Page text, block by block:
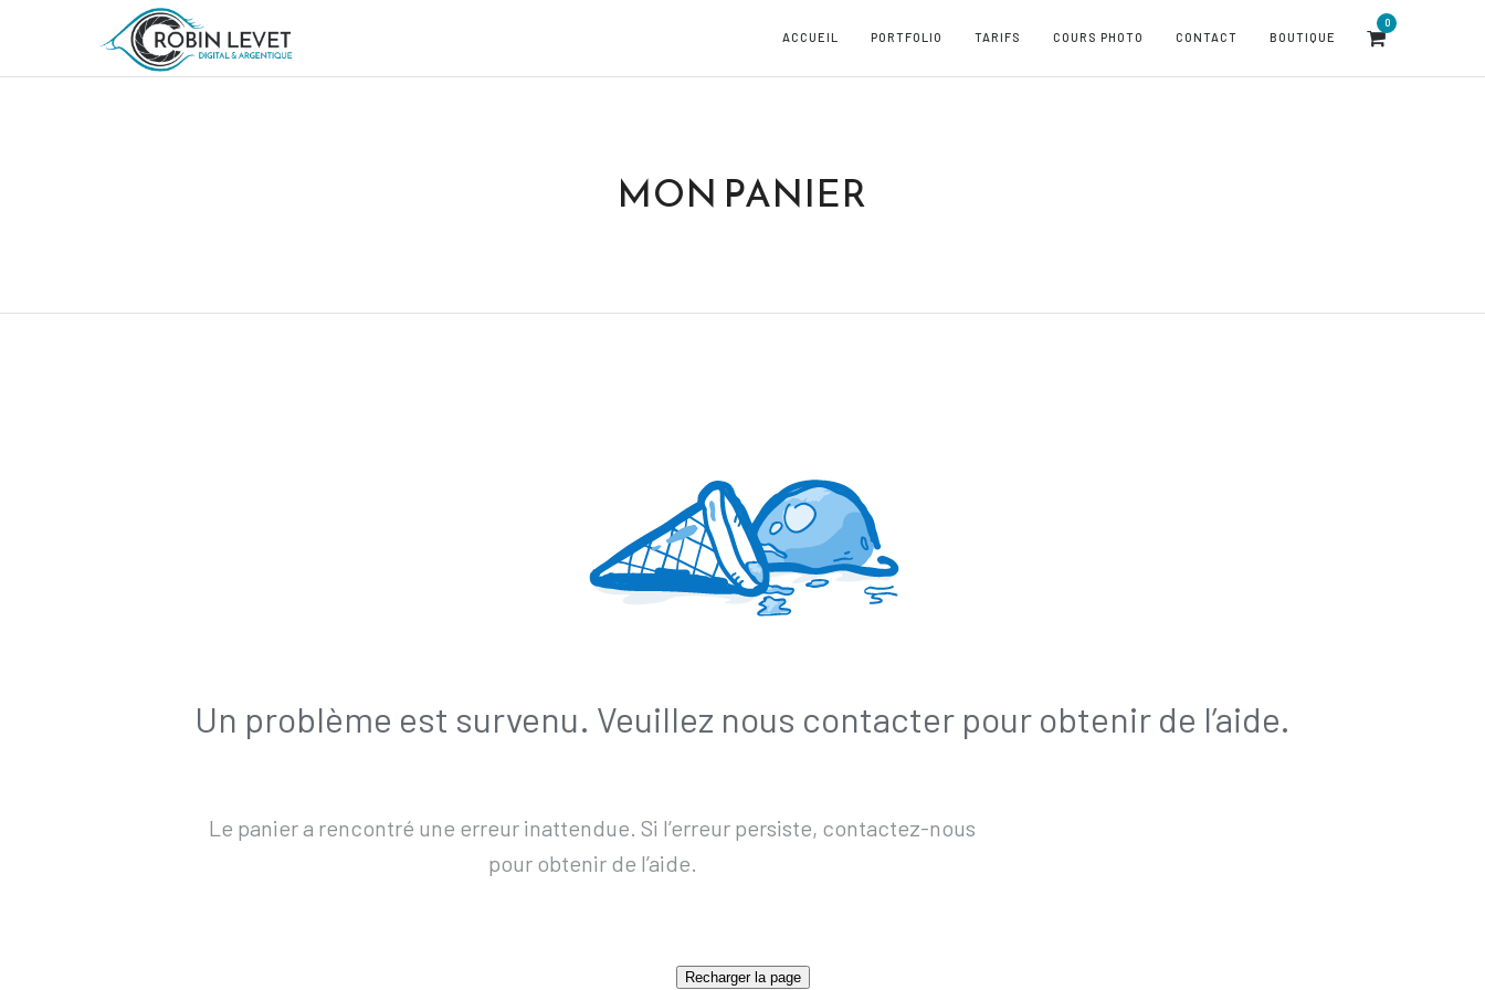
ACCUEIL PORTFOLIO TARIFS COURS PHOTO CONTACT BOUTIQUE
0
MON PANIER
Un problème est survenu. Veuillez nous contacter pour obtenir de l’aide.
Le panier a rencontré une erreur inattendue. Si l’erreur persiste, contactez-nous
pour obtenir de l’aide.
Recharger la page